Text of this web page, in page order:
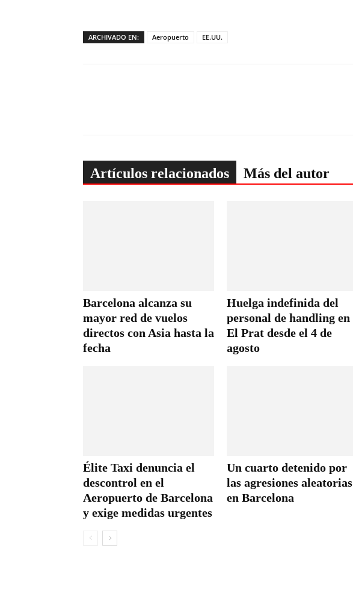
ARCHIVADO EN: Aeropuerto EE.UU.
Artículos relacionados Más del autor
Barcelona alcanza su
mayor red de vuelos
directos con Asia hasta la
fecha
Huelga indefinida del
personal de handling en
El Prat desde el 4 de
agosto
Élite Taxi denuncia el
descontrol en el
Aeropuerto de Barcelona
y exige medidas urgentes
Un cuarto detenido por
las agresiones aleatorias
en Barcelona